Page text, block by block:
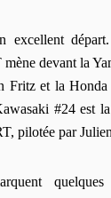
excellent
devant la
Fritz et la
#24 est la
pilotée par
quelques